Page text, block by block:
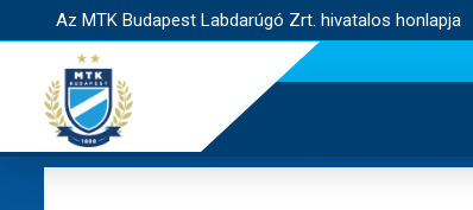
Az MTK Budapest Labdarúgó Zrt. hivatalos honlapja